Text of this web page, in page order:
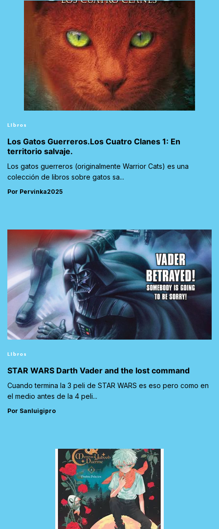
Libros
Los Gatos Guerreros.Los Cuatro Clanes 1: En
territorio salvaje.
Los gatos guerreros (originalmente Warrior Cats) es una
colección de libros sobre gatos sa...
Por Pervinka2025
Libros
STAR WARS Darth Vader and the lost command
Cuando termina la 3 peli de STAR WARS es eso pero como en
el medio antes de la 4 peli...
Por Sanluigipro